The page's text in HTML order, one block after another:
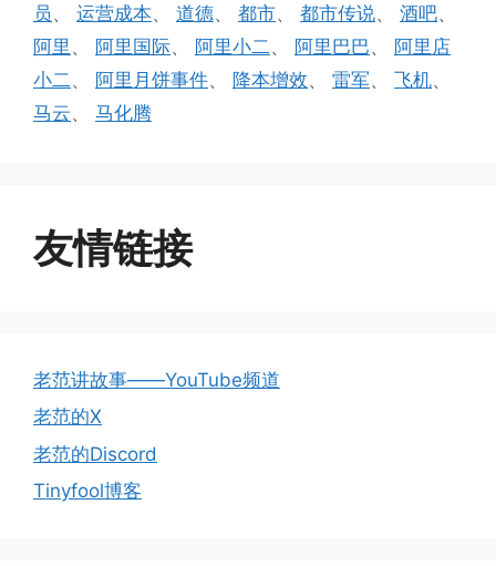
员 、 运营成本、 道德、 都市、 都市传说、 酒吧、
阿里 、 阿里国际、 阿里小二 、 阿里巴巴、 阿里店
小二 、 阿里月饼事件、 降本增效、 雷军、 飞机、
马云、 马化腾
友情链接
老范讲故事——YouTube频道
老范的X
老范的Discord
Tinyfool博客